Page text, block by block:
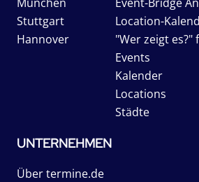
Stuttgart
Hannover
Location-
"Wer zeigt
Events
Kalender
Locations
Städte
UNTERNEHMEN
Über termine.de